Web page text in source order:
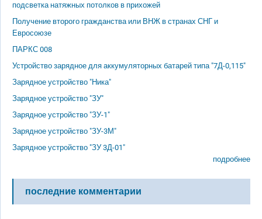
подсветка натяжных потолков в прихожей
Получение второго гражданства или ВНЖ в странах СНГ и
Евросоюзе
ПАРКС 008
Устройство зарядное для аккумуляторных батарей типа "7Д-0,115"
Зарядное устройство "Ника"
Зарядное устройство "ЗУ"
Зарядное устройство "ЗУ-1"
Зарядное устройство "ЗУ-3М"
Зарядное устройство "ЗУ 3Д-01"
подробнее
последние комментарии